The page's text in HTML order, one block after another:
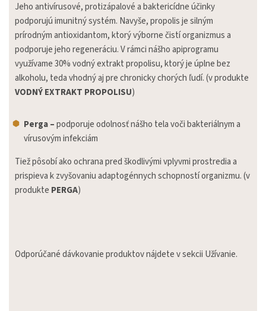
Jeho antivírusové, protizápalové a baktericídne účinky
podporujú imunitný systém. Navyše, propolis je silným
prírodným antioxidantom, ktorý výborne čistí organizmus a
podporuje jeho regeneráciu. V rámci nášho apiprogramu
využívame 30% vodný extrakt propolisu, ktorý je úplne bez
alkoholu, teda vhodný aj pre chronicky chorých ľudí. (v produkte
VODNÝ EXTRAKT PROPOLISU)
Perga –podporuje odolnosť nášho tela voči bakteriálnym a
vírusovým infekciám
Tiež pôsobí ako ochrana pred škodlivými vplyvmi prostredia a
prispieva k zvyšovaniu adaptogénnych schopností organizmu. (v
produkte PERGA)
Odporúčané dávkovanie produktov nájdete v sekcii Užívanie.